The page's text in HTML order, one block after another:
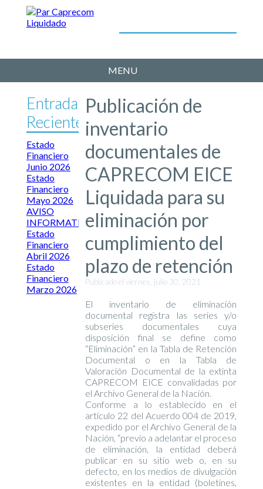
MENU
Entradas
Recientes
Estado
Financiero
Junio 2026
Estado
Financiero
Mayo 2026
AVISO
INFORMATIVO
Estado
Financiero
Abril 2026
Estado
Financiero
Marzo 2026
Publicación de
inventario
documentales de
CAPRECOM EICE
Liquidada para su
eliminación por
cumplimiento del
plazo de retención
Publicado el viernes, julio 30, 2021
El inventario de eliminación
documental registra las series y/o
subseries documentales cuya
disposición final se define como
“Eliminación” en la Tabla de Retención
Documental o en la Tabla de
Valoración Documental de la extinta
CAPRECOM EICE convalidadas por
el Archivo General de la Nación.
Conforme a lo establecido en el
artículo 22 del Acuerdo 004 de 2019,
expedido por el Archivo General de la
Nación, “previo a adelantar el proceso
de eliminación, la entidad deberá
publicar en su sitio web o, en su
defecto, en los medios de divulgación
existentes en la entidad (boletines,